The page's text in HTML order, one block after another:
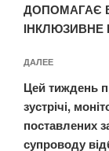
ДОПОМАГАЄ
Следующая
запись
ДАЛЕЕ
Цей тиждень
зустрічі,
поставлених
супроводу